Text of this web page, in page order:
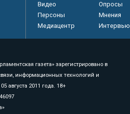
Видео Опросы
Персоны
Мнения
Медиацентр
Интервью
газета» зарегистрировано в
информационных технологий и
августа 2011 года. 18+